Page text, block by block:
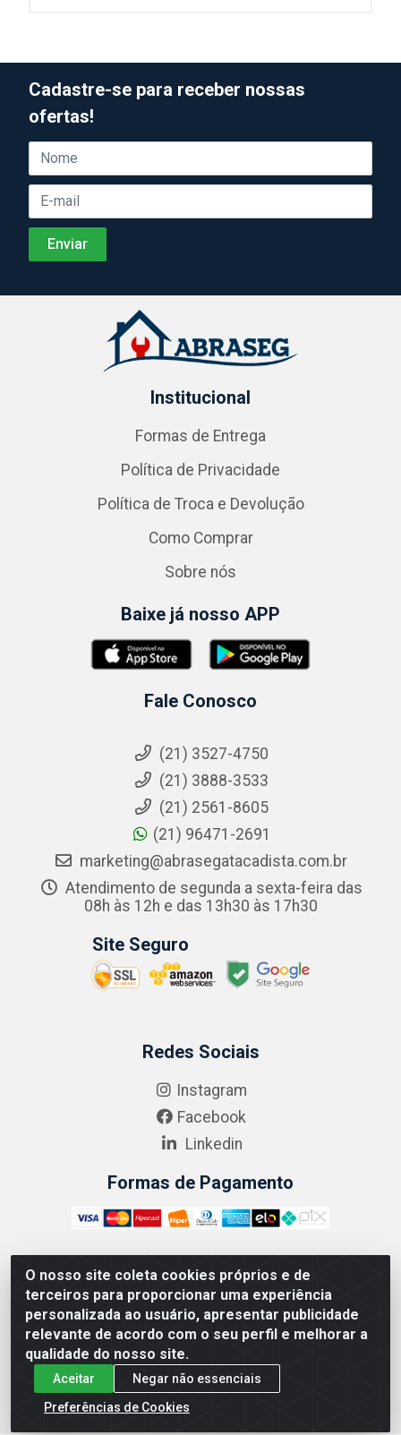
O nosso site coleta cookies próprios e de
terceiros para proporcionar uma experiência
personalizada ao usuário, apresentar publicidade
relevante de acordo com o seu perfil e melhorar a
qualidade do nosso site.
Aceitar
Negar não essenciais
Preferências de Cookies
Cadastre-se para receber nossas
ofertas!
Institucional
Formas de Entrega
Política de Privacidade
Política de Troca e Devolução
Como Comprar
Sobre nós
Baixe já nosso APP
Fale Conosco
(21) 3527-4750
(21) 3888-3533
(21) 2561-8605
(21) 96471-2691
marketing@abrasegatacadista.com.br
Atendimento de segunda a sexta-feira das
08h às 12h e das 13h30 às 17h30
Site Seguro
Redes Sociais
Instagram
Facebook
Linkedin
Formas de Pagamento
ABRASEG COMÉRCIO ATACADISTA LTDA - CNPJ:
10.894.768/0001-00 - Avenida Lobo Júnior, 1045 -
Penha Circular - Rio de Janeiro - RJ - CEP 21020-124